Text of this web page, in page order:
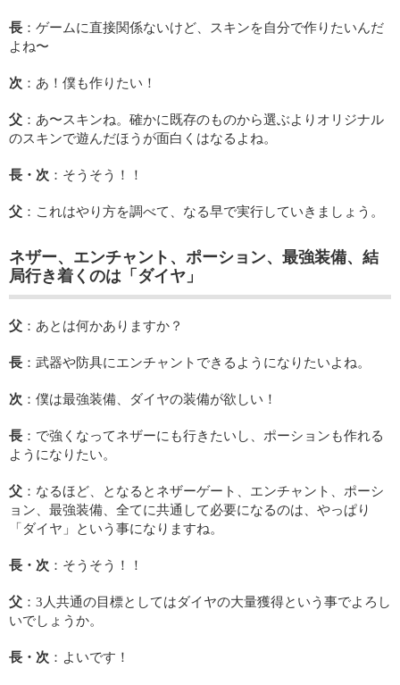
長 ：ゲームに直接関係ないけど、スキンを自分で作りたいんだ
よね〜
次 ：あ！僕も作りたい！
父 ：あ〜スキンね。確かに既存のものから選ぶよりオリジナル
のスキンで遊んだほうが面白くはなるよね。
長・次 ：そうそう！！
父 ：これはやり方を調べて、なる早で実行していきましょう。
ネザー、エンチャント、ポーション、最強装備、結
局行き着くのは「ダイヤ」
父 ：あとは何かありますか？
長 ：武器や防具にエンチャントできるようになりたいよね。
次 ：僕は最強装備、ダイヤの装備が欲しい！
長 ：で強くなってネザーにも行きたいし、ポーションも作れる
ようになりたい。
父 ：なるほど、となるとネザーゲート、エンチャント、ポーシ
ョン、最強装備、全てに共通して必要になるのは、やっぱり
「ダイヤ」という事になりますね。
長・次 ：そうそう！！
父 ：3人共通の目標としてはダイヤの大量獲得という事でよろし
いでしょうか。
長・次 ：よいです！